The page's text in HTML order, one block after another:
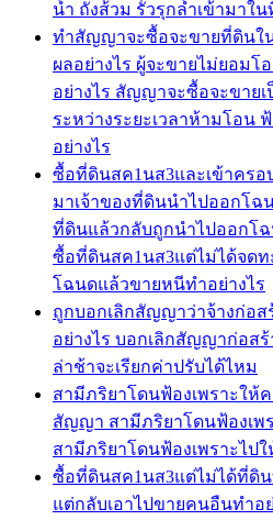
น้ำ ถังส้วม รั้วรุกล้ำเข้ามาใ
ทำสัญญาจะซื้อจะขายที่ดินใ
ผลอย่างไร ผู้จะขายไม่ยอม
อย่างไร สัญญาจะซื้อจะขายเ
ระหว่างระยะเวลาห้ามโอน
อย่างไร
ซื้อที่ดินสค1นส3และเข้าครอ
มาเจ้าของที่ดินนำไปออกโฉ
ที่ดินแล้วกลับถูกนำไปออกโ
ซื้อที่ดินสค1นส3แต่ไม่ได้จด
โฉนดแล้วขายหนีทำอย่างไร
ถูกบอกเลิกสัญญาว่าจ้างก่อส
อย่างไร บอกเลิกสัญญาก่อสร้
ล่าช้าจะเรียกค่าปรับได้ไหม
สามีภริยาโดนฟ้องเพราะให้
สัญญา สามีภริยาโดนฟ้องเพ
สามีภริยาโดนฟ้องเพราะไป
ซื้อที่ดินสค1นส3แต่ไม่ได้ที่ดิ
แต่กลับเอาไปขายคนอืนทำอ